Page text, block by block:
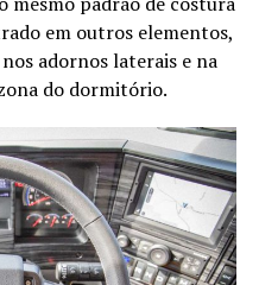
em outros elementos,
adornos laterais e na
do dormitório.